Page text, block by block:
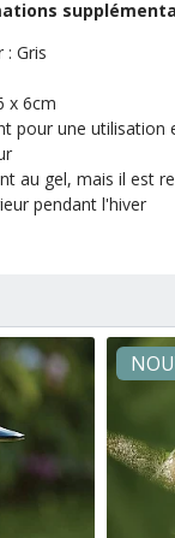
: Gris
x 6cm
pour une utilisation
au gel, mais il est
pendant l'hiver